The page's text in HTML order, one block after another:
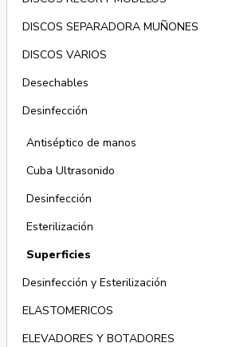
DISCOS SEPARADORA MUÑONES
DISCOS VARIOS
Desechables
Desinfección
Antiséptico de manos
Cuba Ultrasonido
Desinfección
Esterilización
Superficies
Desinfección y Esterilización
ELASTOMERICOS
ELEVADORES Y BOTADORES